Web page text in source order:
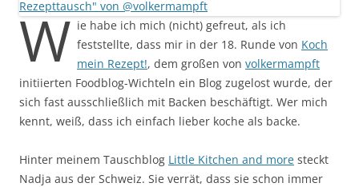
W ie habe ich mich (nicht) gefreut, als ich
feststellte, dass mir in der 18. Runde von Koch
mein Rezept!, dem großen von volkermampft
initiierten Foodblog-Wichteln ein Blog zugelost wurde, der
sich fast ausschließlich mit Backen beschäftigt. Wer mich
kennt, weiß, dass ich einfach lieber koche als backe.
Hinter meinem Tauschblog Little Kitchen and more steckt
Nadja aus der Schweiz. Sie verrät, dass sie schon immer